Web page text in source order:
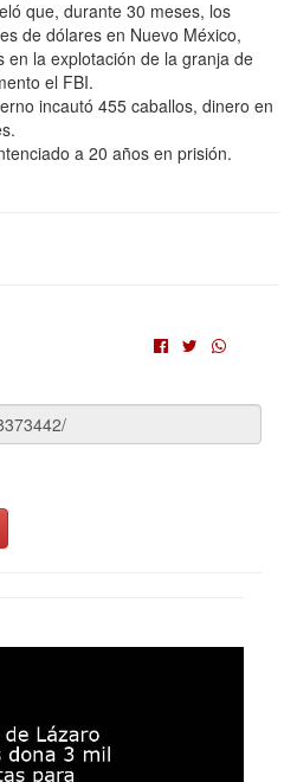
que, durante 30 meses, los
de dólares en Nuevo México,
en la explotación de la granja de
el FBI.
incautó 455 caballos, dinero en
a 20 años en prisión.